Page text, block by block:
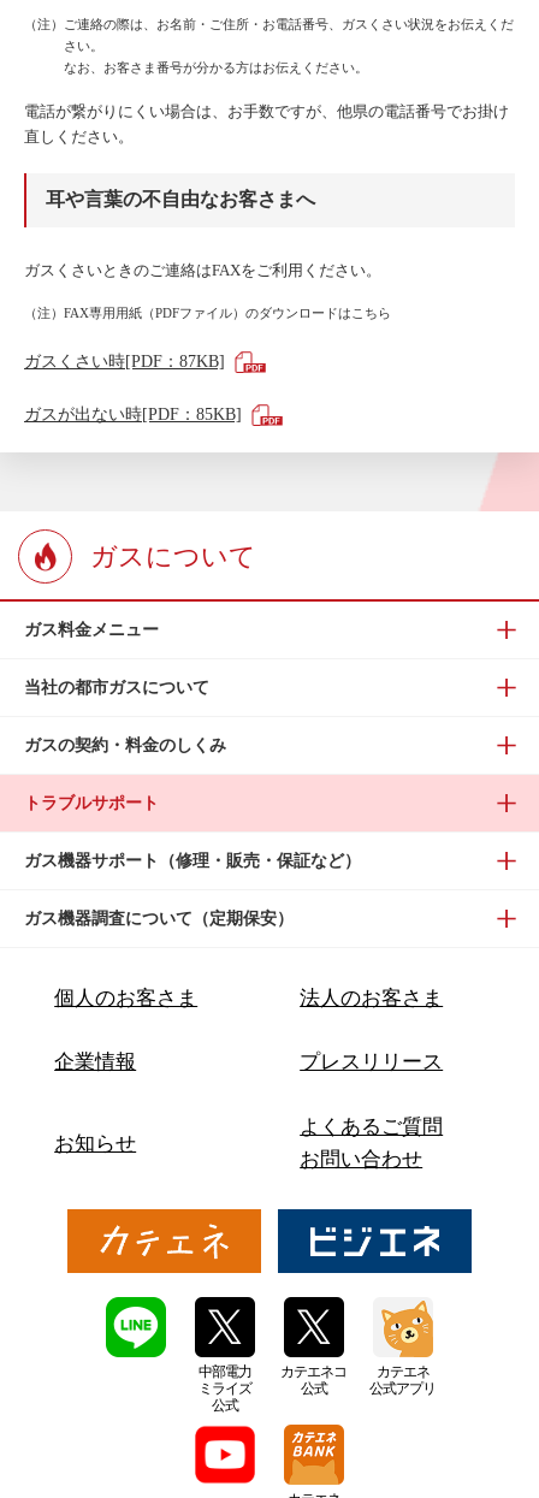
（注）ご連絡の際は、お名前・ご住所・お電話番号、ガスくさい状況をお伝えくだ
さい。
なお、お客さま番号が分かる方はお伝えください。
電話が繋がりにくい場合は、お手数ですが、他県の電話番号でお掛け
直しください。
耳や言葉の不自由なお客さまへ
ガスくさいときのご連絡はFAXをご利用ください。
（注）FAX専用用紙（PDFファイル）のダウンロードはこちら
ガスくさい時[PDF：87KB]
ガスが出ない時[PDF：85KB]
ガスについて
ガス料金メニュー
当社の都市ガスについて
ガスの契約・料金のしくみ
トラブルサポート
ガス機器サポート（修理・販売・保証など）
ガス機器調査について（定期保安）
個人のお客さま 法人のお客さま
企業情報 プレスリリース
お知らせ
よくあるご質問
お問い合わせ
中部電力
ミライズ
公式
カテエネコ
公式
カテエネ
公式アプリ